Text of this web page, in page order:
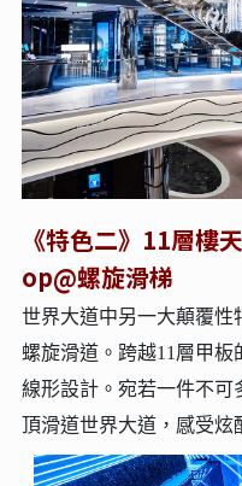
《特色二》11層樓
op@螺旋滑梯
世界大道中另一大顛覆性
螺旋滑道。跨越11層甲
線形設計。宛若一件不可
頂滑道世界大道，感受炫